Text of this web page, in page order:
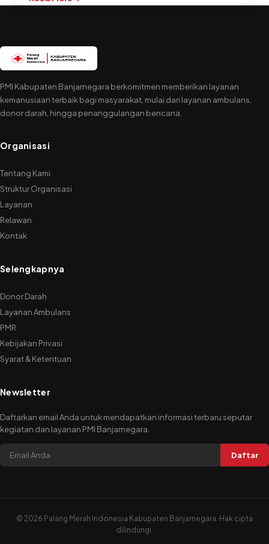
:
TANGGAP
PMI Kabupaten Banjarnegara berkomitmen memberikan layanan
kemanusiaan terbaik bagi masyarakat, mulai dari layanan ambulans,
donor darah, hingga penanggulangan bencana.
Organisasi
Tentang Kami
Struktur Organisasi
Layanan
Relawan
Kontak
Selengkapnya
Donor Darah
Layanan Ambulans
PMR
Kebijakan Privasi
Syarat & Ketentuan
Newsletter
Daftarkan email Anda untuk mendapatkan informasi terbaru seputar
kegiatan dan layanan PMI Banjarnegara.
Daftar
© 2026 Palang Merah Indonesia Kabupaten Banjarnegara. Hak cipta
dilindungi.